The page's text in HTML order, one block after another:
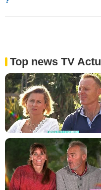
Top news TV Actu